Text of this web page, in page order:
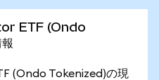
ETF (Ondo
(Ondo Tokenized)の現